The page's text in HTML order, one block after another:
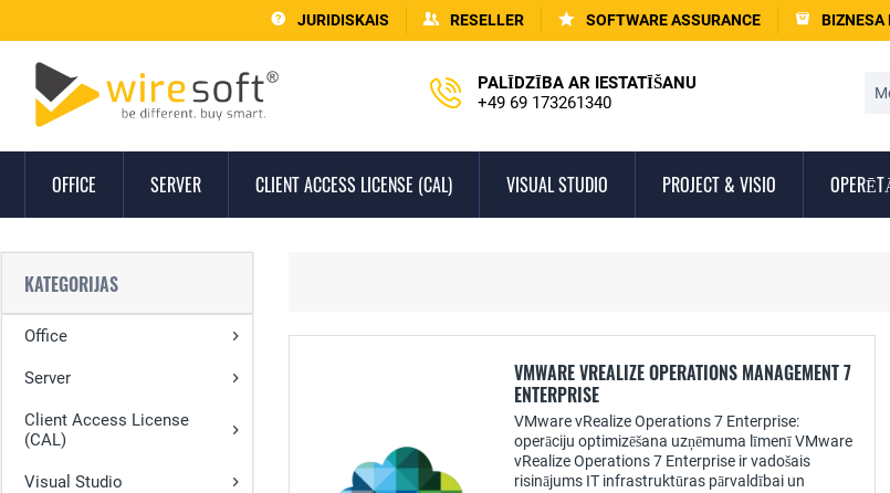
JURIDISKAIS RESELLER SOFTWARE ASSURANCE BIZNESA
PALĪDZĪBA AR IESTATĪŠANU
+49 69 173261340
OFFICE SERVER CLIENT ACCESS LICENSE (CAL) VISUAL STUDIO PROJECT & VISIO
KATEGORIJAS
Office
Server
Client Access License
(CAL)
Visual Studio
VMWARE VREALIZE OPERATIONS MANAGEMENT 7
ENTERPRISE
VMware vRealize Operations 7 Enterprise:
operāciju optimizēšana uzņēmuma līmenī VMware
vRealize Operations 7 Enterprise ir vadošais
risinājums IT infrastruktūras pārvaldībai un